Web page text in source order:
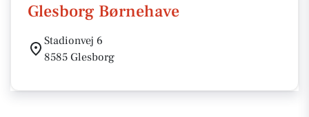
Glesborg Børnehave
Stadionvej 6
8585 Glesborg